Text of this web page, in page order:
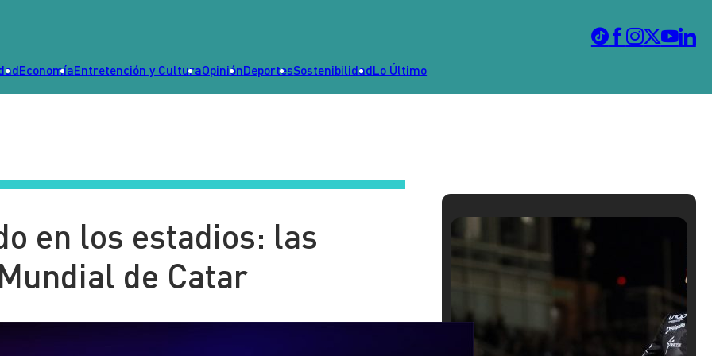
EconomíaEntretención y CulturaOpiniónDeportesSostenibilidadLo Último
en los estadios: las
de Catar